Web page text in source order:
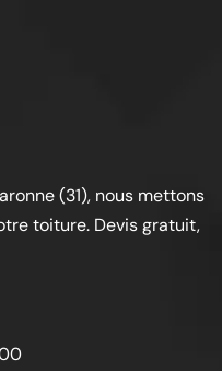
(31), nous mettons
toiture. Devis gratuit,